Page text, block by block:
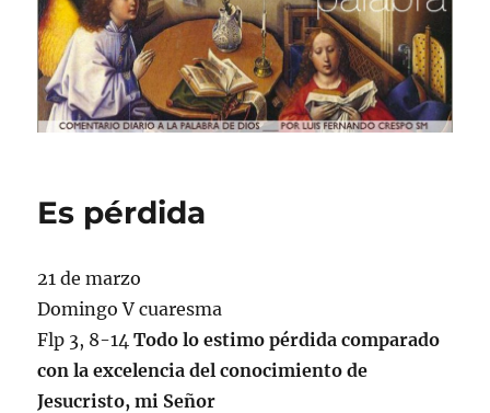
Es pérdida
21 de marzo
Domingo V cuaresma
Flp 3, 8-14Todo lo estimo pérdida comparado
con la excelencia del conocimiento de
Jesucristo, mi Señor